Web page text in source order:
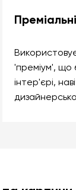
'преміум', що
інтер'єрі,